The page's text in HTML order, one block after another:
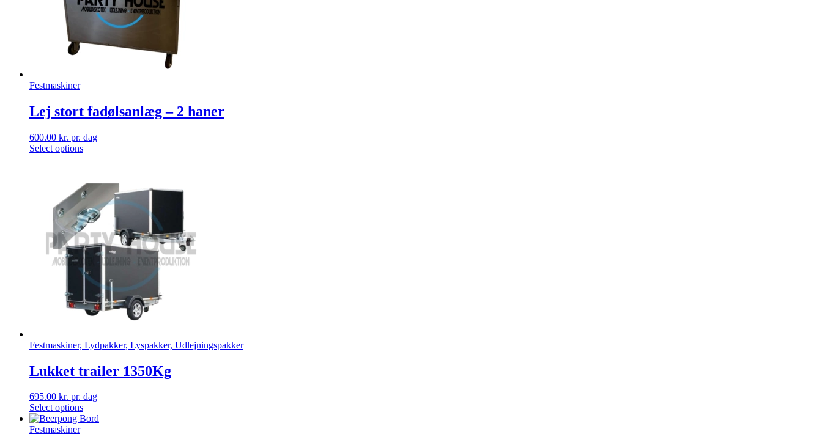
Festmaskiner
Lej stort fadølsanlæg – 2 haner
600.00 kr. pr. dag
Select options
Festmaskiner, Lydpakker, Lyspakker, Udlejningspakker
Lukket trailer 1350Kg
695.00 kr. pr. dag
Select options
Festmaskiner